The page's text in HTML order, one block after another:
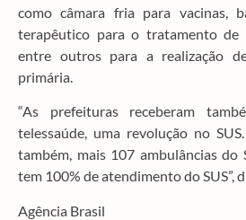
como câmara fria para vacinas,
terapêutico para o tratamento de
entre outros para a realização
primária.
“As prefeituras receberam
telessaúde, uma revolução no
também, mais 107 ambulâncias do
tem 100% de atendimento do SUS”,
Agência Brasil